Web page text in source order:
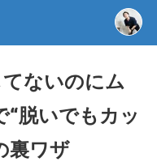
てないのにム
脱いでもカッ
裏ワザ